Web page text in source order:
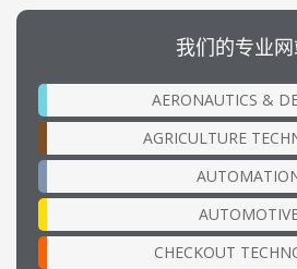
我们的专业
AERONAUTICS &
AGRICULTURE
CHECKOUT